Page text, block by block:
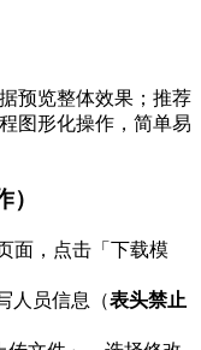
预览整体效果；推荐
图形化操作，简单易
面，点击「下载模
人员信息（表头禁止